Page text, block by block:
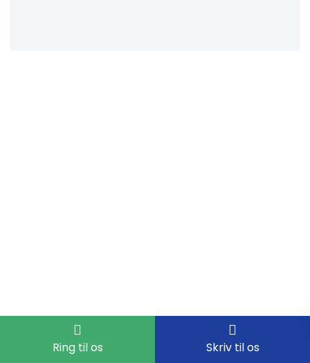
Ring til os Skriv til os